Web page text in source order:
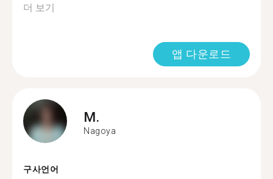
더 보기
앱 다운로드
M.
Nagoya
구사언어